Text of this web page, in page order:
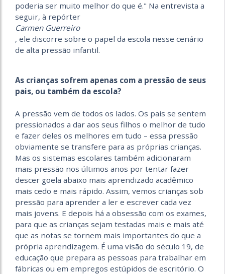
poderia ser muito melhor do que é." Na entrevista a
seguir, à repórter
Carmen Guerreiro
, ele discorre sobre o papel da escola nesse cenário
de alta pressão infantil.
As crianças sofrem apenas com a pressão de seus
pais, ou também da escola?
A pressão vem de todos os lados. Os pais se sentem
pressionados a dar aos seus filhos o melhor de tudo
e fazer deles os melhores em tudo – essa pressão
obviamente se transfere para as próprias crianças.
Mas os sistemas escolares também adicionaram
mais pressão nos últimos anos por tentar fazer
descer goela abaixo mais aprendizado acadêmico
mais cedo e mais rápido. Assim, vemos crianças sob
pressão para aprender a ler e escrever cada vez
mais jovens. E depois há a obsessão com os exames,
para que as crianças sejam testadas mais e mais até
que as notas se tornem mais importantes do que a
própria aprendizagem. É uma visão do século 19, de
educação que prepara as pessoas para trabalhar em
fábricas ou em empregos estúpidos de escritório. O